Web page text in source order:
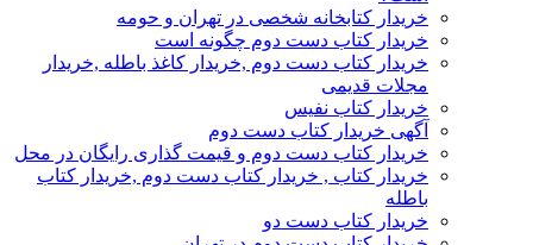
خریدار کتابخانه شخصی در تهران و حومه
خریدار کتاب دست دوم چگونه است
خریدار کتاب دست دوم ,خریدار کاغذ باطله ,خریدار
مجلات قدیمی
خریدار کتاب نفیس
آگهی خریدار کتاب دست دوم
خریدار کتاب دست دوم و قیمت گذاری رایگان در محل
خریدار کتاب , خریدار کتاب دست دوم ,خریدار کتاب
باطله
خریدار کتاب دست دو